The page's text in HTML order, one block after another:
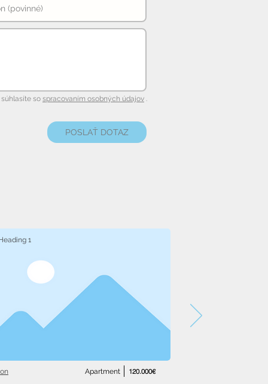
so spracovaním osobných údajov .
POSLAŤ DOTAZ
1
Apartment 120.000€